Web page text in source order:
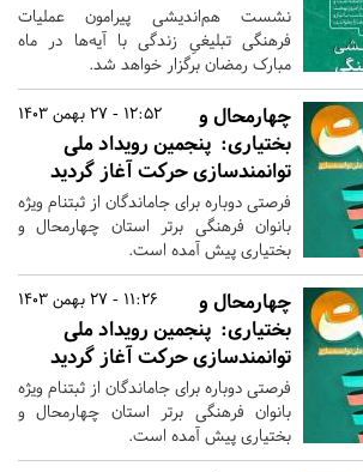
نشست هم‌اندیشی پیرامون عملیات
فرهنگی‌ تبلیغیِ زندگی با آیه‌ها در ماه
مبارک رمضان برگزار خواهد شد.
12:52 - 27 بهمن 1403
چهارمحال و
بختیاری: پنجمین رویداد ملی
توانمندسازی حرکت آغاز گردید
فرصتی دوباره برای جاماندگان از ثبتنام ویژه
بانوان فرهنگی برتر استان چهارمحال و
بختیاری پیش آمده است.
11:26 - 27 بهمن 1403
چهارمحال و
بختیاری: پنجمین رویداد ملی
توانمندسازی حرکت آغاز گردید
فرصتی دوباره برای جاماندگان از ثبتنام ویژه
بانوان فرهنگی برتر استان چهارمحال و
بختیاری پیش آمده است.